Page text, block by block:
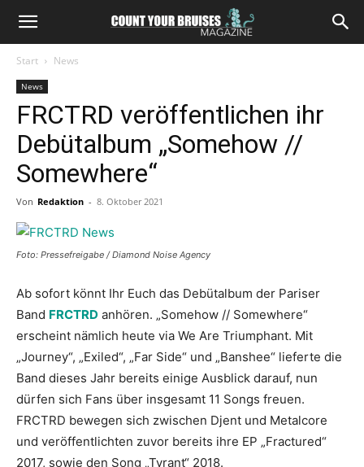
Start News
News
FRCTRD veröffentlichen ihr
Debütalbum „Somehow //
Somewhere“
Von Redaktion - 8. Oktober 2021
Foto: Pressefreigabe / Diamond Noise Agency
Ab sofort könnt Ihr Euch das Debütalbum der Pariser
Band FRCTRD anhören. „Somehow // Somewhere“
erscheint nämlich heute via We Are Triumphant. Mit
„Journey“, „Exiled“, „Far Side“ und „Banshee“ lieferte die
Band dieses Jahr bereits einige Ausblick darauf, nun
dürfen sich Fans über insgesamt 11 Songs freuen.
FRCTRD bewegen sich zwischen Djent und Metalcore
und veröffentlichten zuvor bereits ihre EP „Fractured“
2017, sowie den Song „Tyrant“ 2018.